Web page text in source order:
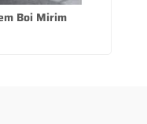
Boi Mirim